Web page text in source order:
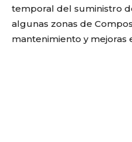
temporal del suministro
algunas zonas de
mantenimiento y mejoras